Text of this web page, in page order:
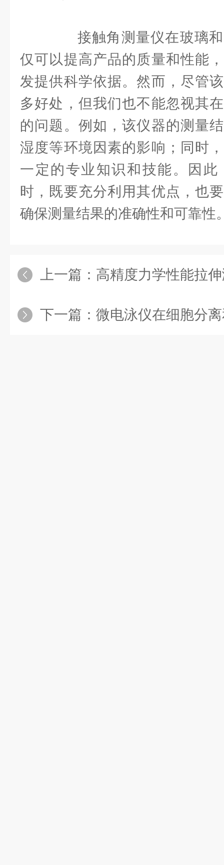
接触角测量仪在玻璃和
仅可以提高产品的质量和性能
发提供科学依据。然而，尽管
多好处，但我们也不能忽视其
的问题。例如，该仪器的测量
湿度等环境因素的影响；同时
一定的专业知识和技能。因
时，既要充分利用其优点，也
确保测量结果的准确性和可靠性
上一篇： 高精度力学性能拉伸测试
下一篇： 微电泳仪在细胞分